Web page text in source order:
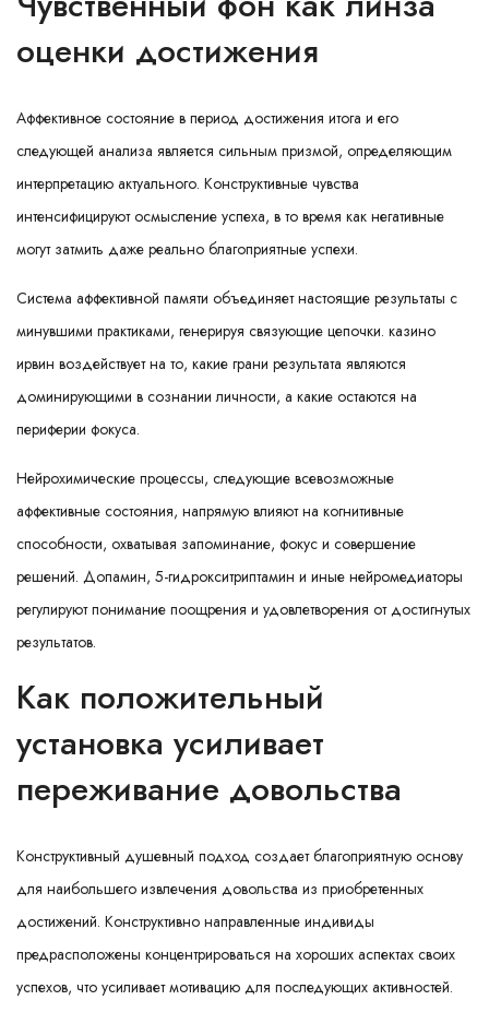
оценки достижения
Аффективное состояние в период достижения итога и его
следующей анализа является сильным призмой, определяющим
интерпретацию актуального. Конструктивные чувства
интенсифицируют осмысление успеха, в то время как негативные
могут затмить даже реально благоприятные успехи.
Система аффективной памяти объединяет настоящие результаты с
минувшими практиками, генерируя связующие цепочки. казино
ирвин воздействует на то, какие грани результата являются
доминирующими в сознании личности, а какие остаются на
периферии фокуса.
Нейрохимические процессы, следующие всевозможные
аффективные состояния, напрямую влияют на когнитивные
способности, охватывая запоминание, фокус и совершение
решений. Допамин, 5-гидрокситриптамин и иные нейромедиаторы
регулируют понимание поощрения и удовлетворения от достигнутых
результатов.
Как положительный
установка усиливает
переживание довольства
Конструктивный душевный подход создает благоприятную основу
для наибольшего извлечения довольства из приобретенных
достижений. Конструктивно направленные индивиды
предрасположены концентрироваться на хороших аспектах своих
успехов, что усиливает мотивацию для последующих активностей.